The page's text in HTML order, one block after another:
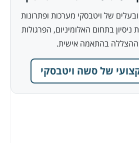
של ויטבסקי מערכות ופתרונות
בעל 20 שנות ניסיון בתחום האלומיניום, הפרגולות
ההצללה בהתאמה אישית.
של סשה ויטבסקי